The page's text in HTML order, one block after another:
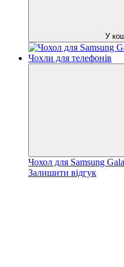
У
Чохол для Samsung
Залишити відгук